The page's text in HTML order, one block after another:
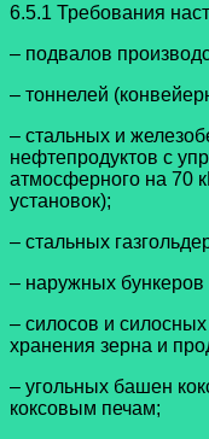
6.5.1 Требования
– подвалов
– тоннелей
– стальных и
нефтепродуктов с
атмосферного на 70
установок);
– стальных
– наружных бункеров
– силосов и
хранения зерна и
– угольных башен
коксовым печам;